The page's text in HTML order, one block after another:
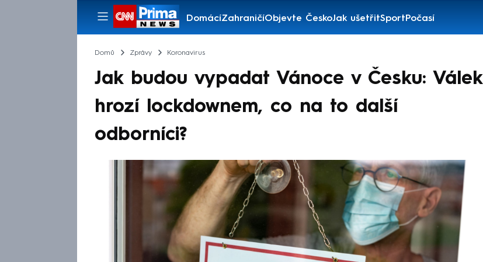
DomácíZahraničíObjevte ČeskoJak ušetřitSportPočasí
Pořady
Domů Zprávy Koronavirus
Jak budou vypadat Vánoce v Česku: Válek
hrozí lockdownem, co na to další
odborníci?